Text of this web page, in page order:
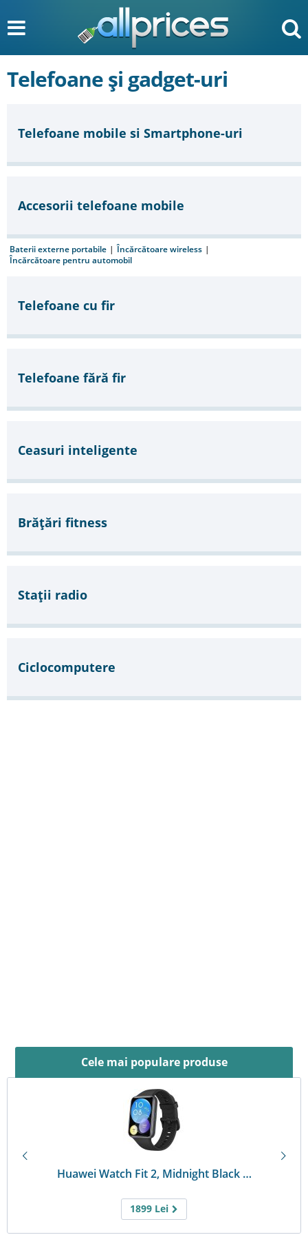
Telefoane și gadget-uri
Telefoane mobile si Smartphone-uri
Accesorii telefoane mobile
Baterii externe portabile | Încărcătoare wireless |
Încărcătoare pentru automobil
Telefoane cu fir
Telefoane fără fir
Ceasuri inteligente
Brățări fitness
Stații radio
Ciclocomputere
Cele mai populare produse
Huawei Watch Fit 2, Midnight Black …
1899 Lei